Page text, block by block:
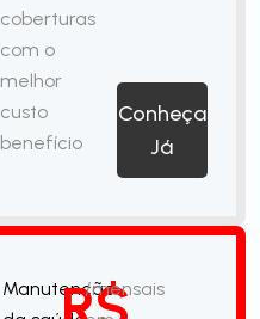
coberturas
com o
melhor
custo
benefício
Conheça
Já
Manutenção/mensais